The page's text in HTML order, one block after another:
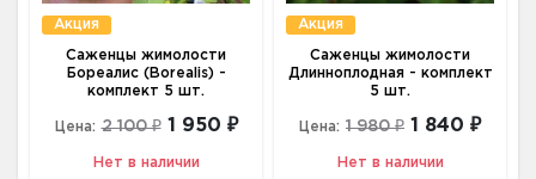
Акция
Саженцы жимолости
Бореалис (Borealis) -
комплект 5 шт.
Цена: 2 100 ₽ 1 950 ₽
Нет в наличии
Акция
Саженцы жимолости
Длинноплодная - комплект
5 шт.
Цена: 1 980 ₽ 1 840 ₽
Нет в наличии